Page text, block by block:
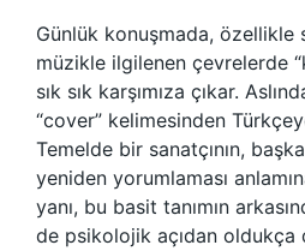
Günlük konuşmada, özellikle
müzikle ilgilenen çevrelerde
sık sık karşımıza çıkar.
“cover” kelimesinden
Temelde bir sanatçının,
yeniden yorumlaması
yanı, bu basit tanımın
de psikolojik açıdan oldukça